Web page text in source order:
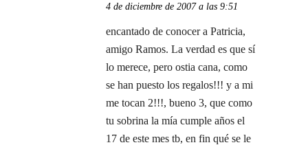
4 de diciembre de 2007 a las 9:51
encantado de conocer a Patricia,
amigo Ramos. La verdad es que sí
lo merece, pero ostia cana, como
se han puesto los regalos!!! y a mi
me tocan 2!!!, bueno 3, que como
tu sobrina la mía cumple años el
17 de este mes tb, en fin qué se le